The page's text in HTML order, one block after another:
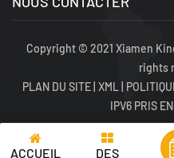
Copyright © 2021 Xiamen
rights
PLAN DU SITE XML
IPV6 PRIS
ACCUEIL DES